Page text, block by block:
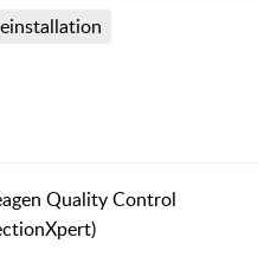
Quality Control